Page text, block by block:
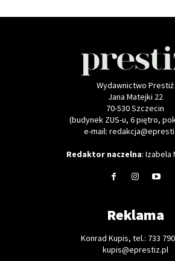
Wydawnictwo Prestiż
Jana Matejki 22
70-530 Szczecin
(budynek ZUS-u, 6 piętro,
e-mail:
Redaktor naczelna: Izabela
Reklama
Konrad Kupis, tel.: 733
kupis@eprestiz.pl